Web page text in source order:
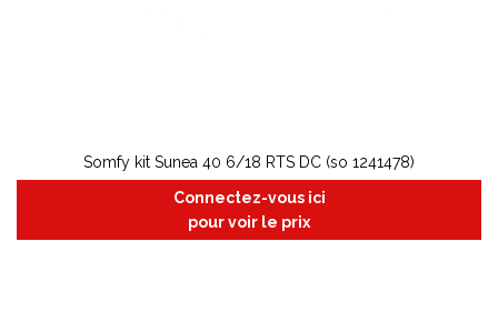
Somfy kit Sunea 40 6/18 RTS DC (so 1241478)
Connectez-vous ici
pour voir le prix